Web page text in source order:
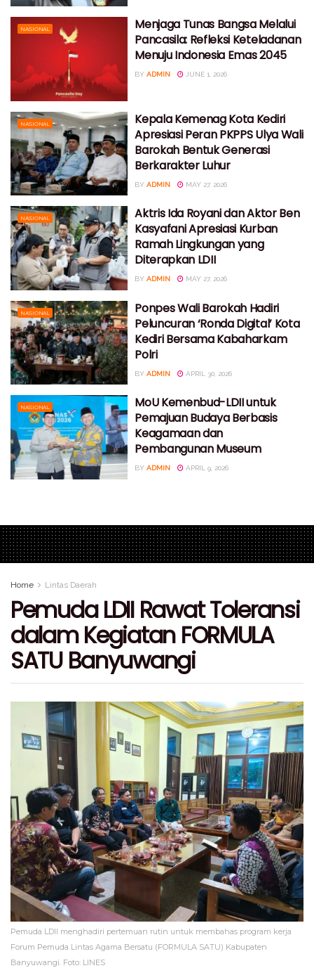
NASIONAL
Menjaga Tunas Bangsa Melalui
Pancasila: Refleksi Keteladanan
Menuju Indonesia Emas 2045
BY ADMIN JUNE 1, 2026
NASIONAL
Kepala Kemenag Kota Kediri
Apresiasi Peran PKPPS Ulya Wali
Barokah Bentuk Generasi
Berkarakter Luhur
BY ADMIN MAY 27, 2026
NASIONAL
Aktris Ida Royani dan Aktor Ben
Kasyafani Apresiasi Kurban
Ramah Lingkungan yang
Diterapkan LDII
BY ADMIN MAY 27, 2026
NASIONAL
Ponpes Wali Barokah Hadiri
Peluncuran ‘Ronda Digital’ Kota
Kediri Bersama Kabaharkam
Polri
BY ADMIN APRIL 30, 2026
NASIONAL
MoU Kemenbud-LDII untuk
Pemajuan Budaya Berbasis
Keagamaan dan
Pembangunan Museum
BY ADMIN APRIL 9, 2026
Home Lintas Daerah
Pemuda LDII Rawat Toleransi
dalam Kegiatan FORMULA
SATU Banyuwangi
Pemuda LDII menghadiri pertemuan rutin untuk membahas program kerja
Forum Pemuda Lintas Agama Bersatu (FORMULA SATU) Kabupaten
Banyuwangi. Foto: LINES